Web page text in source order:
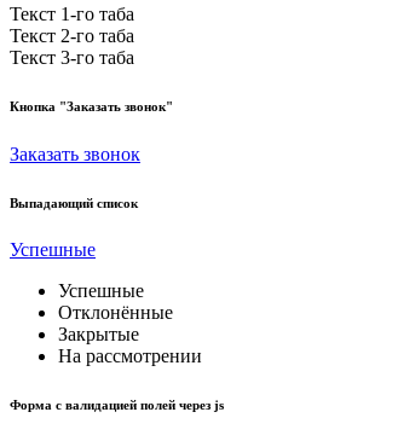
Текст 1-го таба
Текст 2-го таба
Текст 3-го таба
Кнопка "Заказать звонок"
Заказать звонок
Выпадающий список
Успешные
Успешные
Отклонённые
Закрытые
На рассмотрении
Форма с валидацией полей через js